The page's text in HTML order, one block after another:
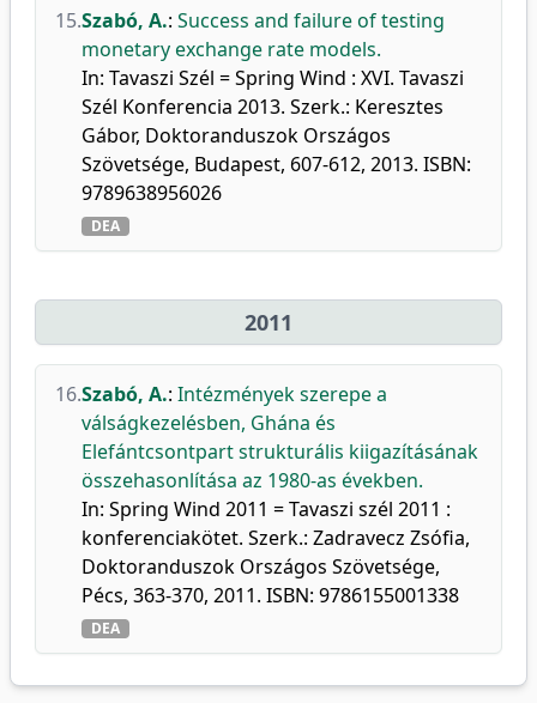
15.Szabó, A.: Success and failure of testing
monetary exchange rate models.
In: Tavaszi Szél = Spring Wind : XVI. Tavaszi
Szél Konferencia 2013. Szerk.: Keresztes
Gábor, Doktoranduszok Országos
Szövetsége, Budapest, 607-612, 2013. ISBN:
9789638956026
DEA
2011
16.Szabó, A.: Intézmények szerepe a
válságkezelésben, Ghána és
Elefántcsontpart strukturális kiigazításának
összehasonlítása az 1980-as években.
In: Spring Wind 2011 = Tavaszi szél 2011 :
konferenciakötet. Szerk.: Zadravecz Zsófia,
Doktoranduszok Országos Szövetsége,
Pécs, 363-370, 2011. ISBN: 9786155001338
DEA